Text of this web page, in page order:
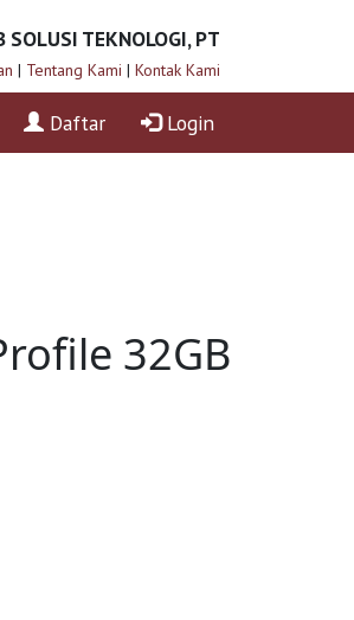
SOLUSI TEKNOLOGI, PT
| Tentang Kami | Kontak Kami
Daftar Login
32GB